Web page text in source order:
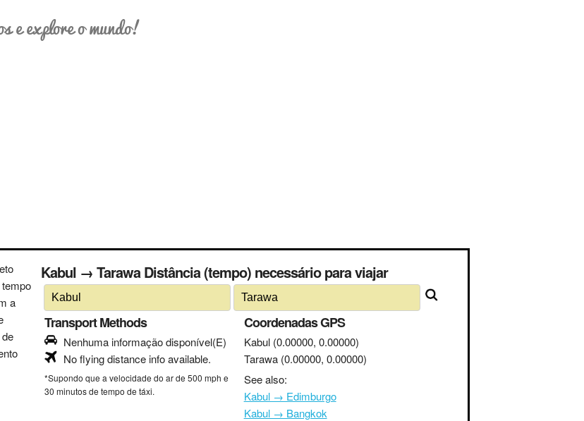
e explore o mundo!
a
Kabul → Tarawa Distância (tempo) necessário para viajar
Transport Methods
Nenhuma informação disponível(E)
No flying distance info available.
*Supondo que a velocidade do ar de 500 mph e
30 minutos de tempo de táxi.
Coordenadas GPS
Kabul (0.00000, 0.00000)
Tarawa (0.00000, 0.00000)
See also:
Kabul → Edimburgo
Kabul → Bangkok